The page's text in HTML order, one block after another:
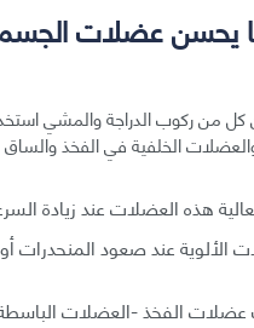
يحسن عضلات
من ركوب الدراجة والمشي
الخلفية في الفخذ
هذه العضلات عند زيادة
الألوية عند صعود المنحدرات
الفخذ -العضلات الباسطة